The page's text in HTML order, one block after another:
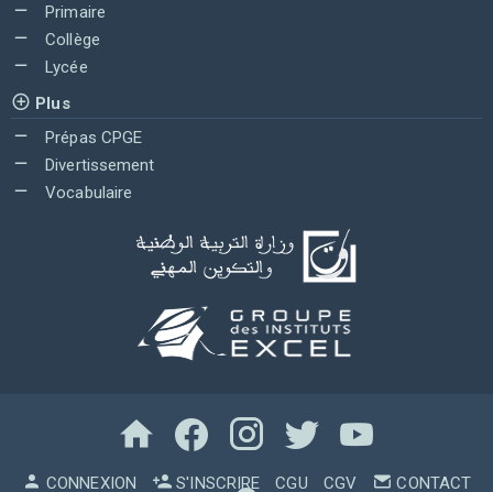
Primaire
Collège
Lycée
Plus
Prépas CPGE
Divertissement
Vocabulaire
CONNEXION S'INSCRIRE CGU CGV CONTACT